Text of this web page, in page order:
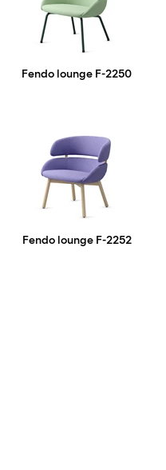
Fendo lounge F-2250
Fendo lounge F-2252